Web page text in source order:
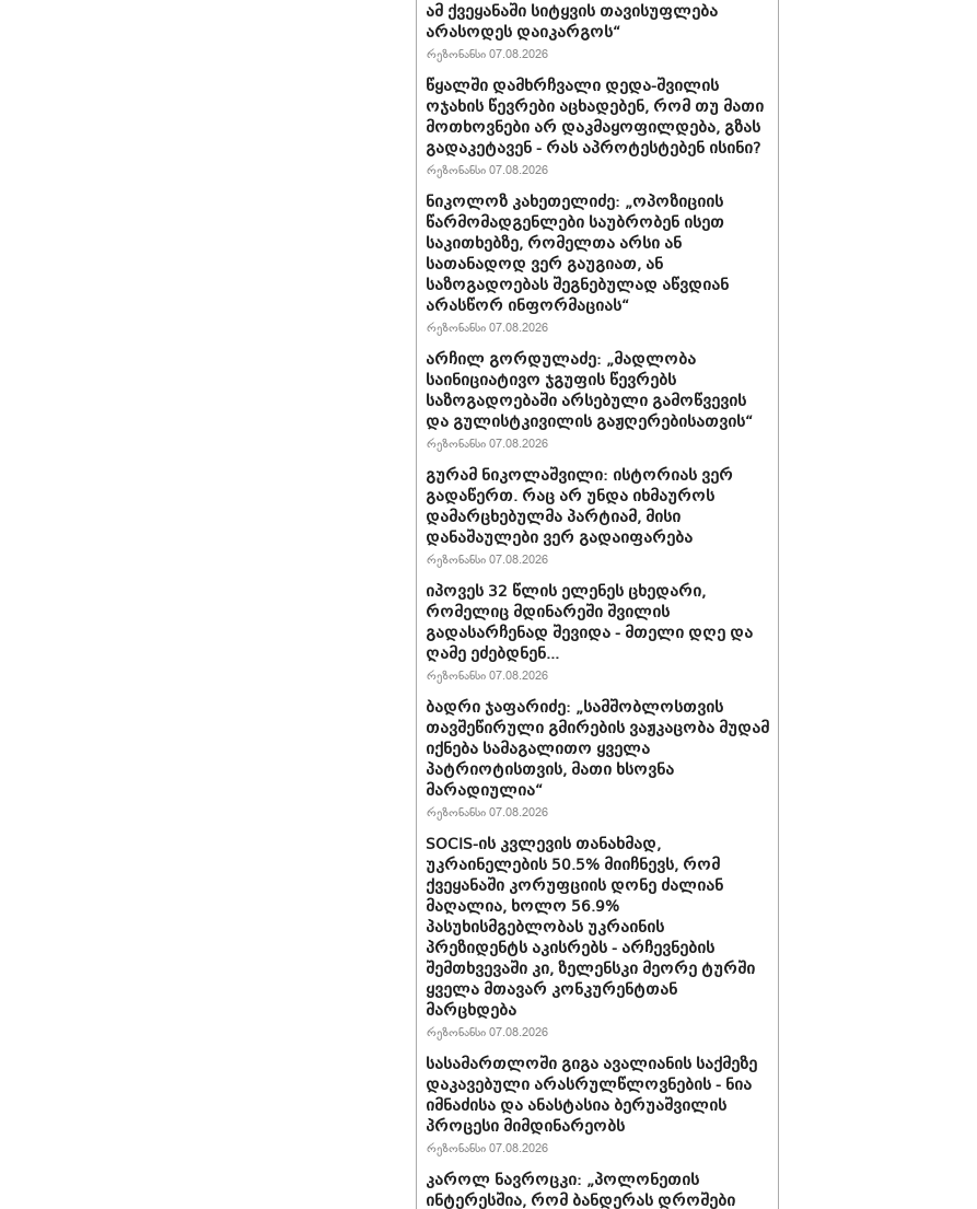
ამ ქვეყანაში სიტყვის თავისუფლება
არასოდეს დაიკარგოს“
რეზონანსი 07.08.2026
წყალში დამხრჩვალი დედა-შვილის
ოჯახის წევრები აცხადებენ, რომ თუ მათი
მოთხოვნები არ დაკმაყოფილდება, გზას
გადაკეტავენ - რას აპროტესტებენ ისინი?
რეზონანსი 07.08.2026
ნიკოლოზ კახეთელიძე: „ოპოზიციის
წარმომადგენლები საუბრობენ ისეთ
საკითხებზე, რომელთა არსი ან
სათანადოდ ვერ გაუგიათ, ან
საზოგადოებას შეგნებულად აწვდიან
არასწორ ინფორმაციას“
რეზონანსი 07.08.2026
არჩილ გორდულაძე: „მადლობა
საინიციატივო ჯგუფის წევრებს
საზოგადოებაში არსებული გამოწვევის
და გულისტკივილის გაჟღერებისათვის“
რეზონანსი 07.08.2026
გურამ ნიკოლაშვილი: ისტორიას ვერ
გადაწერთ. რაც არ უნდა იხმაუროს
დამარცხებულმა პარტიამ, მისი
დანაშაულები ვერ გადაიფარება
რეზონანსი 07.08.2026
იპოვეს 32 წლის ელენეს ცხედარი,
რომელიც მდინარეში შვილის
გადასარჩენად შევიდა - მთელი დღე და
ღამე ეძებდნენ...
რეზონანსი 07.08.2026
ბადრი ჯაფარიძე: „სამშობლოსთვის
თავშეწირული გმირების ვაჟკაცობა მუდამ
იქნება სამაგალითო ყველა
პატრიოტისთვის, მათი ხსოვნა
მარადიულია“
რეზონანსი 07.08.2026
SOCIS-ის კვლევის თანახმად,
უკრაინელების 50.5% მიიჩნევს, რომ
ქვეყანაში კორუფციის დონე ძალიან
მაღალია, ხოლო 56.9%
პასუხისმგებლობას უკრაინის
პრეზიდენტს აკისრებს - არჩევნების
შემთხვევაში კი, ზელენსკი მეორე ტურში
ყველა მთავარ კონკურენტთან
მარცხდება
რეზონანსი 07.08.2026
სასამართლოში გიგა ავალიანის საქმეზე
დაკავებული არასრულწლოვნების - ნია
იმნაძისა და ანასტასია ბერუაშვილის
პროცესი მიმდინარეობს
რეზონანსი 07.08.2026
კაროლ ნავროცკი: „პოლონეთის
ინტერესშია, რომ ბანდერას დროშები